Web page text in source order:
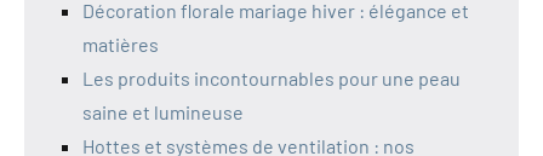
Décoration florale mariage hiver : élégance et
matières
Les produits incontournables pour une peau
saine et lumineuse
Hottes et systèmes de ventilation : nos